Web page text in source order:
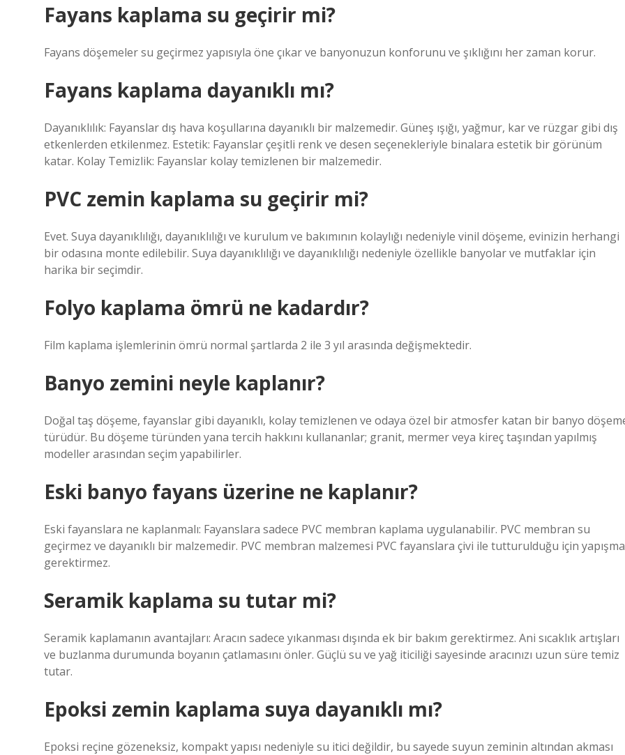
Fayans kaplama su geçirir mi?
Fayans döşemeler su geçirmez yapısıyla öne çıkar ve banyonuzun konforunu ve şıklığını her zaman korur.
Fayans kaplama dayanıklı mı?
Dayanıklılık: Fayanslar dış hava koşullarına dayanıklı bir malzemedir. Güneş ışığı, yağmur, kar ve rüzgar gibi dış
etkenlerden etkilenmez. Estetik: Fayanslar çeşitli renk ve desen seçenekleriyle binalara estetik bir görünüm
katar. Kolay Temizlik: Fayanslar kolay temizlenen bir malzemedir.
PVC zemin kaplama su geçirir mi?
Evet. Suya dayanıklılığı, dayanıklılığı ve kurulum ve bakımının kolaylığı nedeniyle vinil döşeme, evinizin herhangi
bir odasına monte edilebilir. Suya dayanıklılığı ve dayanıklılığı nedeniyle özellikle banyolar ve mutfaklar için
harika bir seçimdir.
Folyo kaplama ömrü ne kadardır?
Film kaplama işlemlerinin ömrü normal şartlarda 2 ile 3 yıl arasında değişmektedir.
Banyo zemini neyle kaplanır?
Doğal taş döşeme, fayanslar gibi dayanıklı, kolay temizlenen ve odaya özel bir atmosfer katan bir banyo
türüdür. Bu döşeme türünden yana tercih hakkını kullananlar; granit, mermer veya kireç taşından yapılmış
modeller arasından seçim yapabilirler.
Eski banyo fayans üzerine ne kaplanır?
Eski fayanslara ne kaplanmalı: Fayanslara sadece PVC membran kaplama uygulanabilir. PVC membran su
geçirmez ve dayanıklı bir malzemedir. PVC membran malzemesi PVC fayanslara çivi ile tutturulduğu için yapışma
gerektirmez.
Seramik kaplama su tutar mi?
Seramik kaplamanın avantajları: Aracın sadece yıkanması dışında ek bir bakım gerektirmez. Ani sıcaklık artışları
ve buzlanma durumunda boyanın çatlamasını önler. Güçlü su ve yağ iticiliği sayesinde aracınızı uzun süre temiz
tutar.
Epoksi zemin kaplama suya dayanıklı mı?
Epoksi reçine gözeneksiz, kompakt yapısı nedeniyle su itici değildir, bu sayede suyun zeminin altından akması